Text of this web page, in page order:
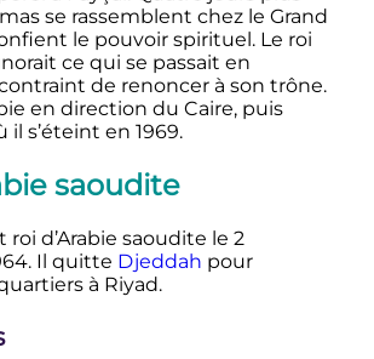
se rassemblent chez le Grand
le pouvoir spirituel. Le roi
ce qui se passait en
de renoncer à son trône.
en direction du Caire, puis
il s’éteint en 1969.
saoudite
roi d’Arabie saoudite le 2
. Il quitte Djeddah pour
à Riyad.